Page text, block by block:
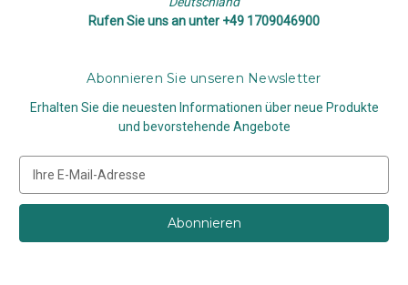
Rufen Sie uns an unter +49 1709046900
Abonnieren Sie unseren Newsletter
Erhalten Sie die neuesten Informationen über neue Produkte
und bevorstehende Angebote
M
i